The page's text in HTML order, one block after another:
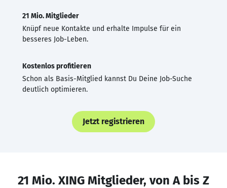
21 Mio. Mitglieder
Knüpf neue Kontakte und erhalte Impulse für ein
besseres Job-Leben.
Kostenlos profitieren
Schon als Basis-Mitglied kannst Du Deine Job-Suche
deutlich optimieren.
Jetzt registrieren
21 Mio. XING Mitglieder, von A bis Z